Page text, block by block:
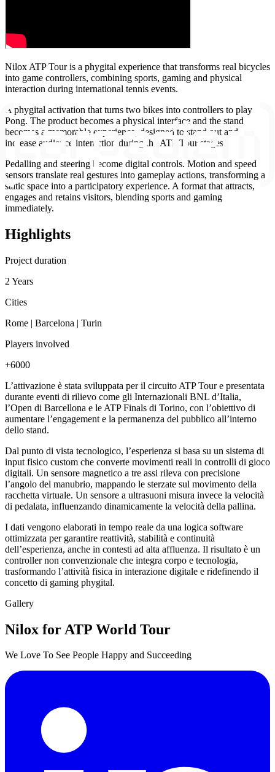
Nilox ATP Tour is a phygital experience that transforms real bicycles
into game controllers, combining sports, gaming and physical
interaction during international tennis events.
A phygital activation that turns two bikes into controllers to play
Pong. The product becomes a physical interface and the stand
becomes a memorable experience, designed to stand out and
increase audience interaction during the ATP Tour stages.
Pedalling and steering become digital controls. Motion and speed
sensors translate real gestures into gameplay actions, transforming a
static space into a participatory experience. A format that attracts,
engages and retains visitors, blending sports and gaming
immediately.
Highlights
Project duration
2 Years
Cities
Rome | Barcelona | Turin
Players involved
+6000
L’attivazione è stata sviluppata per il circuito ATP Tour e presentata
durante eventi di rilievo come gli Internazionali BNL d’Italia,
l’Open di Barcellona e le ATP Finals di Torino, con l’obiettivo di
aumentare l’engagement e la permanenza del pubblico all’interno
dello stand.
Dal punto di vista tecnologico, l’esperienza si basa su un sistema di
input fisico custom che converte movimenti reali in controlli di gioco
digitali. Un sensore magnetico a tre assi rileva con precisione
l’angolo del manubrio, mappando le sterzate sul movimento della
racchetta virtuale. Un sensore a ultrasuoni misura invece la velocità
di pedalata, influenzando dinamicamente la velocità della pallina.
I dati vengono elaborati in tempo reale da una logica software
ottimizzata per garantire reattività, stabilità e continuità
dell’esperienza, anche in contesti ad alta affluenza. Il risultato è un
controller non convenzionale che integra corpo e tecnologia,
trasformando l’attività fisica in interazione digitale e ridefinendo il
concetto di gaming phygital.
Gallery
Nilox for ATP World Tour
We Love To See People Happy and Succeeding